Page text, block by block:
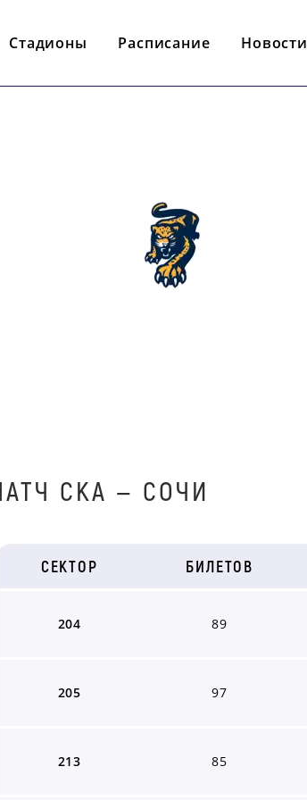
Стадионы Расписание Новости
СКА — СОЧИ
СЕКТОР БИЛЕТОВ
204 89
205 97
213 85